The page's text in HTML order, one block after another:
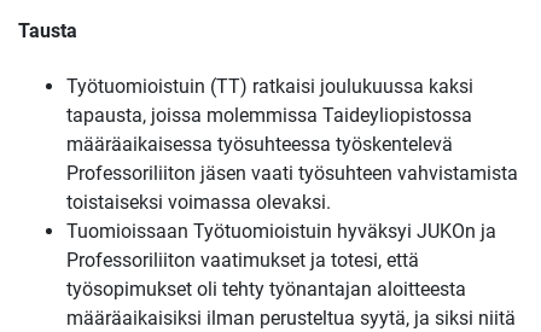
Tausta
Työtuomioistuin (TT) ratkaisi joulukuussa kaksi
tapausta, joissa molemmissa Taideyliopistossa
määräaikaisessa työsuhteessa työskentelevä
Professoriliiton jäsen vaati työsuhteen vahvistamista
toistaiseksi voimassa olevaksi.
Tuomioissaan Työtuomioistuin hyväksyi JUKOn ja
Professoriliiton vaatimukset ja totesi, että
työsopimukset oli tehty työnantajan aloitteesta
määräaikaisiksi ilman perusteltua syytä, ja siksi niitä